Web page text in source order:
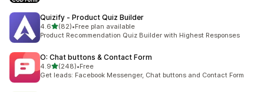
Quizify ‑ Product Quiz Builder
4.6เต็ม 5 ดาว
(82)
ทั้งหมด 82 รีวิว
•Free plan available
Product Recommendation Quiz Builder with Highest Responses
O: Chat buttons & Contact Form
4.9เต็ม 5 ดาว
(248)
ทั้งหมด 248 รีวิว
•Free
Get leads: Facebook Messenger, Chat buttons and Contact Form